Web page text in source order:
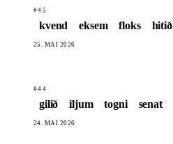
#45
kvend eksem floks hitið
25. MAI 2026
#44
gilið iljum togni senat
24. MAI 2026